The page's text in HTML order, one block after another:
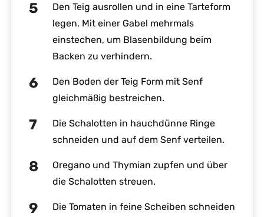
Den Teig ausrollen und in eine Tarteform
legen. Mit einer Gabel mehrmals
einstechen, um Blasenbildung beim
Backen zu verhindern.
Den Boden der Teig Form mit Senf
gleichmäßig bestreichen.
Die Schalotten in hauchdünne Ringe
schneiden und auf dem Senf verteilen.
Oregano und Thymian zupfen und über
die Schalotten streuen.
Die Tomaten in feine Scheiben schneiden